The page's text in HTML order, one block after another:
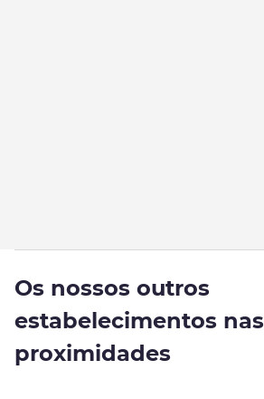
Os nossos outros
estabelecimentos nas
proximidades